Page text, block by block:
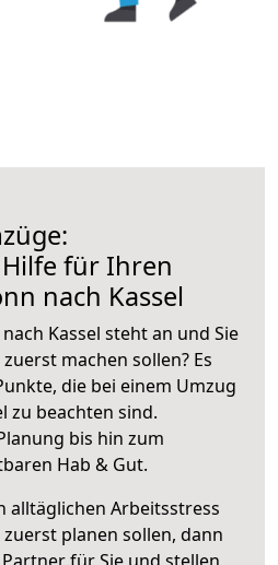
für Ihren
nach Kassel
Kassel steht an und Sie
machen sollen? Es
die bei einem Umzug
zu beachten sind.
bis hin zum
Hab & Gut.
alltäglichen Arbeitsstress
planen sollen, dann